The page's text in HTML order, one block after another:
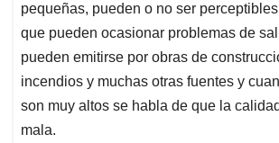
pequeñas, pueden o no ser
que pueden ocasionar problemas de
pueden emitirse por obras de
incendios y muchas otras fuentes y
son muy altos se habla de que la
mala.